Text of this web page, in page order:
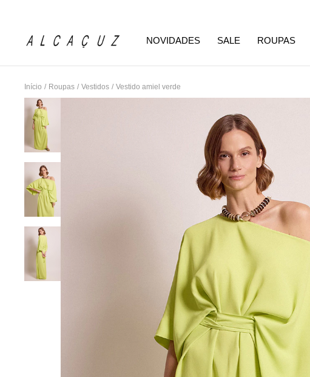
NOVIDADES SALE ROUPAS
Início / Roupas / Vestidos / Vestido amiel verde